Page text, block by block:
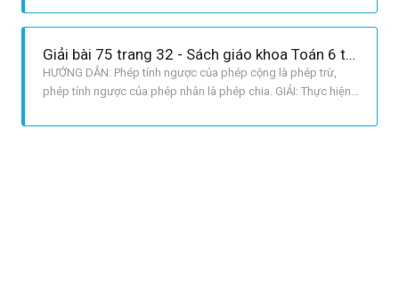
số bị chia ta lấy thương nhân với số chia. Muốn tìm số chia ta
Giải bài 75 trang 32 - Sách giáo khoa Toán 6 tập 1
HƯỚNG DẪN: Phép tính ngược của phép cộng là phép trừ,
phép tính ngược của phép nhân là phép chia. GIẢI: Thực hiện
: 4 = 15, 15 3 = 12. b 11 + 4 = 15, 15 : 3 = 5.